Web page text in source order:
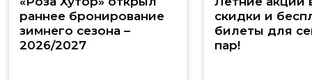
раннее бронирование
зимнего сезона –
2026/2027
скидки и
билеты для
пар!